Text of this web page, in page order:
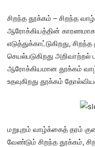
சிறந்த தூக்கம் – சிறந்த
ஆரோக்கியத்தின் காரணமாக
எடுத்துக்காட்டுகிறது,
செயல்படுகிறது அறிவாற்றல்
ஆரோக்கியமான தூக்கம்
உதவுகிறது தூக்கம்
மறுபுறம் வாழ்க்கைத் தரம்
வேண்டும் சிறந்த தூக்கம்,